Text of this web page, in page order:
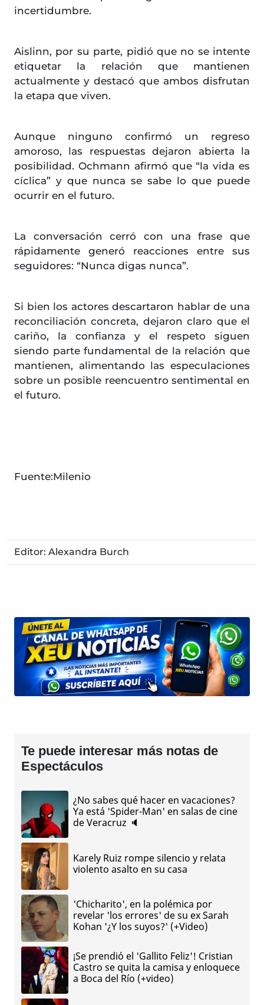
incertidumbre.
Aislinn, por su parte, pidió que no se intente
etiquetar la relación que mantienen
actualmente y destacó que ambos disfrutan
la etapa que viven.
Aunque ninguno confirmó un regreso
amoroso, las respuestas dejaron abierta la
posibilidad. Ochmann afirmó que “la vida es
cíclica” y que nunca se sabe lo que puede
ocurrir en el futuro.
La conversación cerró con una frase que
rápidamente generó reacciones entre sus
seguidores: “Nunca digas nunca”.
Si bien los actores descartaron hablar de una
reconciliación concreta, dejaron claro que el
cariño, la confianza y el respeto siguen
siendo parte fundamental de la relación que
mantienen, alimentando las especulaciones
sobre un posible reencuentro sentimental en
el futuro.
Fuente:Milenio
Editor: Alexandra Burch
Te puede interesar más notas de
Espectáculos
¿No sabes qué hacer en vacaciones?
Ya está 'Spider-Man' en salas de cine
de Veracruz 🔈
Karely Ruiz rompe silencio y relata
violento asalto en su casa
'Chicharito', en la polémica por
revelar 'los errores' de su ex Sarah
Kohan '¿Y los suyos?' (+Video)
¡Se prendió el 'Gallito Feliz'! Cristian
Castro se quita la camisa y enloquece
a Boca del Río (+video)